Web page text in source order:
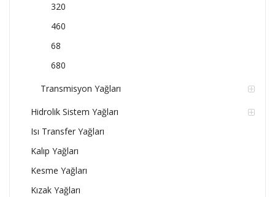
320
460
68
680
Transmisyon Yağları
Hidrolik Sistem Yağları
Isı Transfer Yağları
Kalıp Yağları
Kesme Yağları
Kızak Yağları